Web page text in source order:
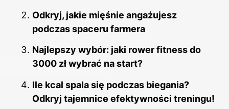
Odkryj, jakie mięśnie angażujesz
podczas spaceru farmera
Najlepszy wybór: jaki rower fitness do
3000 zł wybrać na start?
Ile kcal spala się podczas biegania?
Odkryj tajemnice efektywności treningu!